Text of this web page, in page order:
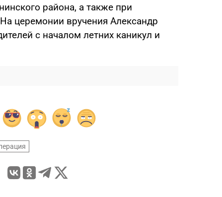
района, а также при
церемонии вручения Александр
с началом летних каникул и